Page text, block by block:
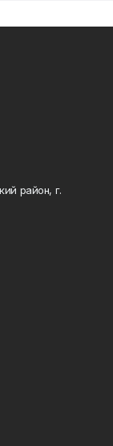
район, г.